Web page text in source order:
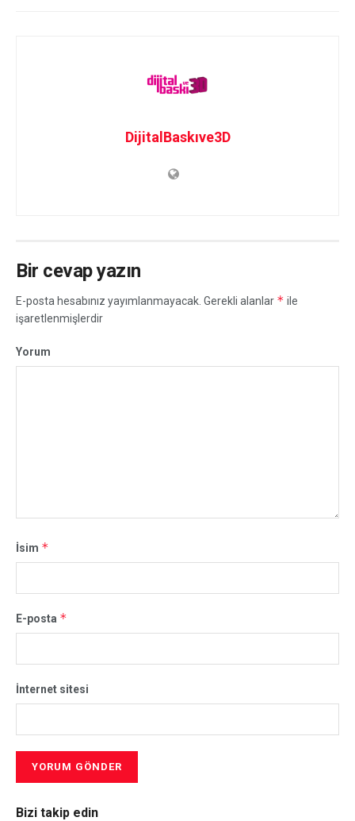
DijitalBaskıve3D
Bir cevap yazın
E-posta hesabınız yayımlanmayacak. Gerekli alanlar * ile
işaretlenmişlerdir
Yorum
İsim *
E-posta *
İnternet sitesi
Bizi takip edin